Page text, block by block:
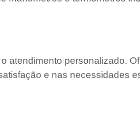
atendimento personalizado.
e nas necessidades